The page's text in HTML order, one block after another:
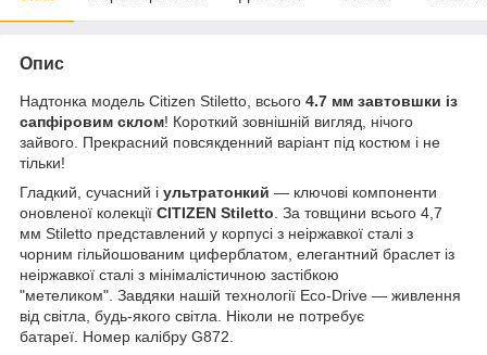
Опис
Надтонка модель Citizen Stiletto, всього 4.7 мм завтовшки із
сапфіровим склом! Короткий зовнішній вигляд, нічого
зайвого. Прекрасний повсякденний варіант під костюм і не
тільки!
Гладкий, сучасний і ультратонкий — ключові компоненти
оновленої колекції CITIZEN Stiletto . За товщини всього 4,7
мм Stiletto представлений у корпусі з неіржавкої сталі з
чорним гільйошованим циферблатом, елегантний браслет із
неіржавкої сталі з мінімалістичною застібкою
"метеликом". Завдяки нашій технології Eco-Drive — живлення
від світла, будь-якого світла. Ніколи не потребує
батареї. Номер калібру G872.